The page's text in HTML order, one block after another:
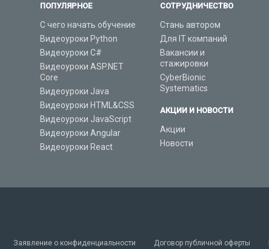
ПОПУЛЯРНОЕ
С чего начать обучение
Видеоуроки Python
Видеоуроки C#
Видеоуроки ASP.NET
Core
Видеоуроки Java
Видеоуроки HTML&CSS
Видеоуроки JavaScript
Видеоуроки Angular
Видеоуроки React
СОТРУДНИЧЕСТВО
Стань автором
Для IT компаний
Вакансии и
стажировки
CyberBionic
Systematics
АКЦИИ И НОВОСТИ
Акции
Новости
Заявление о конфиденциальности Договор публичной оферты